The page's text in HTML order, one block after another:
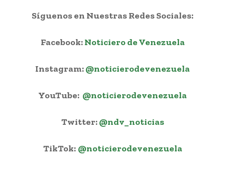
Síguenos en Nuestras Redes Sociales:
Facebook:Noticiero de Venezuela
Instagram:@noticierodevenezuela
YouTube: @noticierodevenezuela
Twitter:@ndv_noticias
TikTok: @noticierodevenezuela